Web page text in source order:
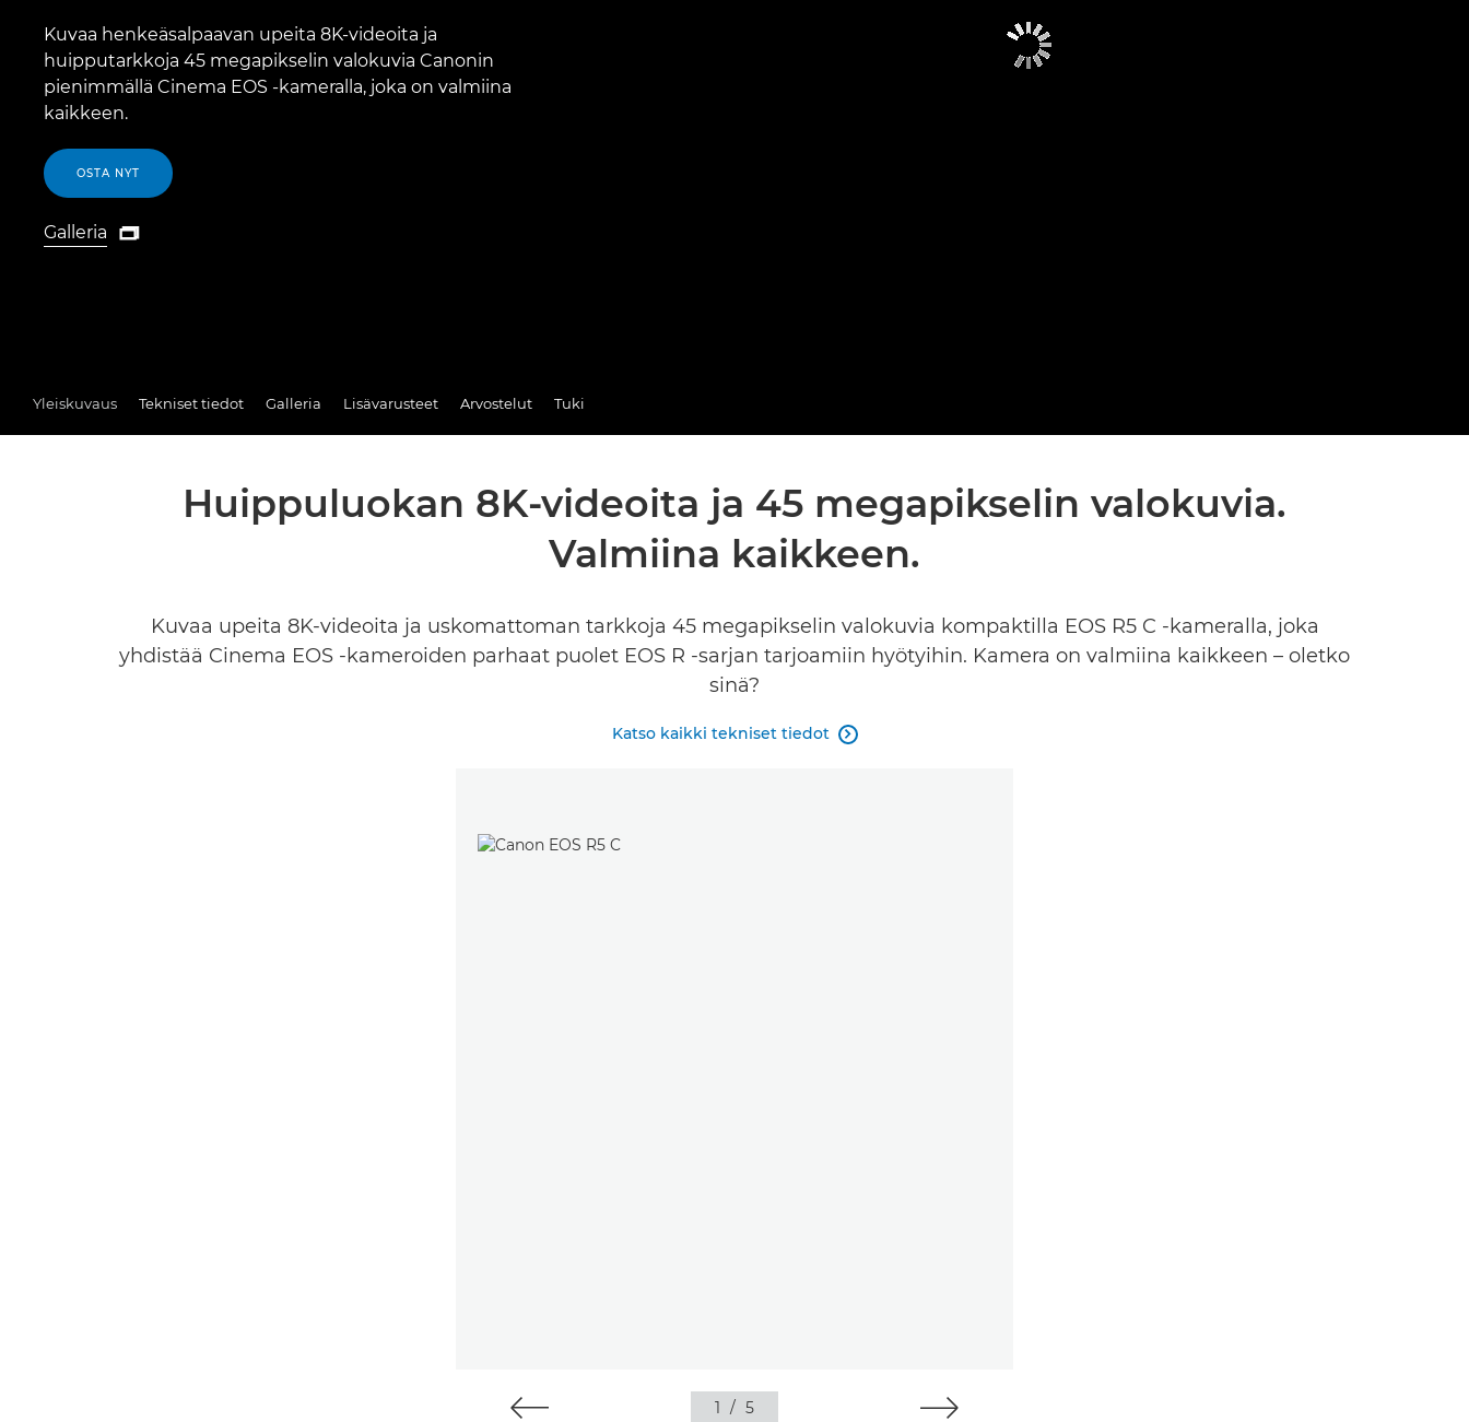
Kuvaa henkeäsalpaavan upeita 8K-videoita ja
huipputarkkoja 45 megapikselin valokuvia Canonin
pienimmällä Cinema EOS -kameralla, joka on valmiina
kaikkeen.
OSTA NYT
Galleria
Galleria

Yleiskuvaus Tekniset tiedot Galleria Lisävarusteet Arvostelut Tuki
Huippuluokan 8K-videoita ja 45 megapikselin valokuvia.
Valmiina kaikkeen.
Kuvaa upeita 8K-videoita ja uskomattoman tarkkoja 45 megapikselin valokuvia kompaktilla EOS R5 C -kameralla, joka
yhdistää Cinema EOS -kameroiden parhaat puolet EOS R -sarjan tarjoamiin hyötyihin. Kamera on valmiina kaikkeen – oletko
sinä?
Katso kaikki tekniset tiedot 
1 / 5